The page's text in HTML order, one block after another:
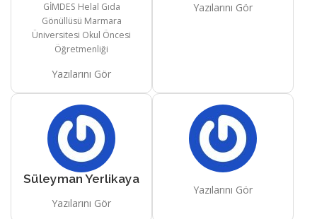
GİMDES Helal Gıda
Gönüllüsü Marmara
Üniversitesi Okul Öncesi
Öğretmenliği
Yazılarını Gör
Yazılarını Gör
Süleyman Yerlikaya
Yazılarını Gör
Yazılarını Gör